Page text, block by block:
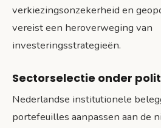
verkiezingsonzekerheid en
vereist een heroverweging van
investeringsstrategieën.
Sectorselectie onder
Nederlandse institutionele
portefeuilles aanpassen aan de